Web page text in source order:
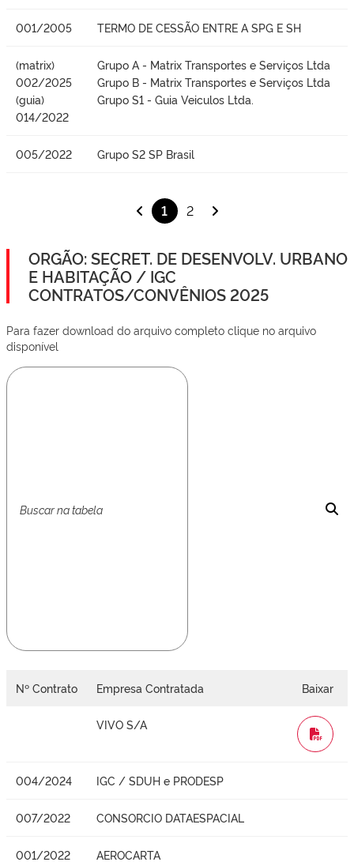
001/2005 TERMO DE CESSÃO ENTRE A SPG E SH
(matrix)
002/2025
(guia)
014/2022
Grupo A - Matrix Transportes e Serviços Ltda
Grupo B - Matrix Transportes e Serviços Ltda
Grupo S1 - Guia Veiculos Ltda.
005/2022 Grupo S2 SP Brasil
1 2
ORGÃO: SECRET. DE DESENVOLV. URBANO
E HABITAÇÃO / IGC
CONTRATOS/CONVÊNIOS 2025
Para fazer download do arquivo completo clique no arquivo
disponível
Nº Contrato Empresa Contratada Baixar
VIVO S/A
WORD
004/2024 IGC / SDUH e PRODESP
007/2022 CONSORCIO DATAESPACIAL
001/2022 AEROCARTA